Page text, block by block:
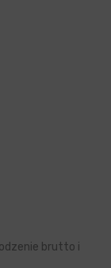
brutto i